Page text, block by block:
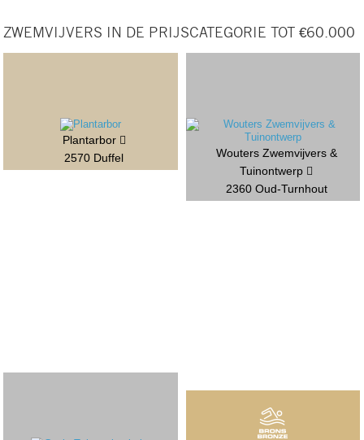
ZWEMVIJVERS IN DE PRIJSCATEGORIE TOT €60.000
Plantarbor
2570 Duffel
Wouters Zwemvijvers &
Tuinontwerp
2360 Oud-Turnhout